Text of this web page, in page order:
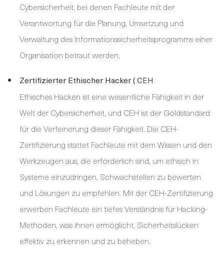
Cybersicherheit, bei denen Fachleute mit der
Verantwortung für die Planung, Umsetzung und
Verwaltung des Informationssicherheitsprogramms einer
Organisation betraut werden.
Zertifizierter Ethischer Hacker (CEH
Ethisches Hacken ist eine wesentliche Fähigkeit in der
Welt der Cybersicherheit, und CEH ist der Goldstandard
für die Verfeinerung dieser Fähigkeit. Die CEH-
Zertifizierung stattet Fachleute mit dem Wissen und den
Werkzeugen aus, die erforderlich sind, um ethisch in
Systeme einzudringen, Schwachstellen zu bewerten
und Lösungen zu empfehlen. Mit der CEH-Zertifizierung
erwerben Fachleute ein tiefes Verständnis für Hacking-
Methoden, was ihnen ermöglicht, Sicherheitslücken
effektiv zu erkennen und zu beheben.